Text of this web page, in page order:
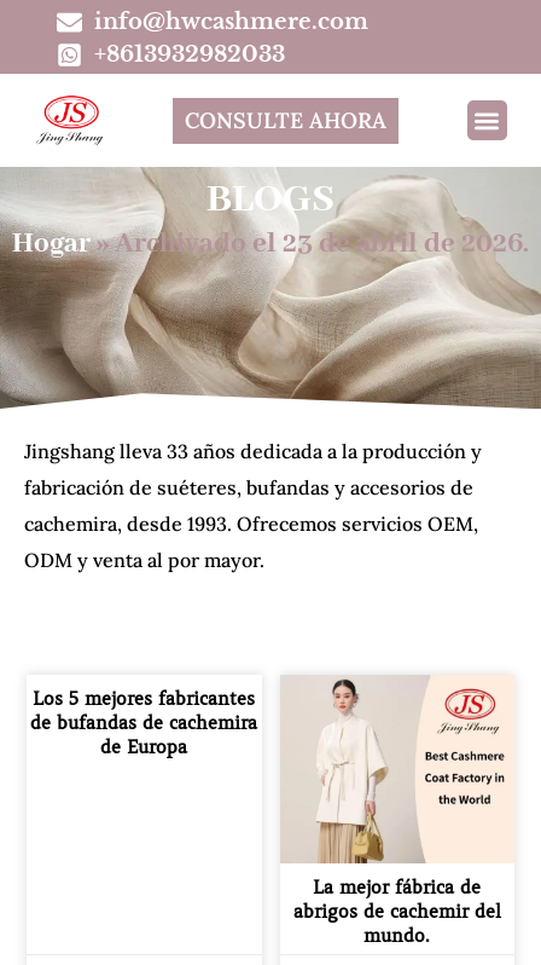
info@hwcashmere.com
+8613932982033
CONSULTE AHORA
BLOGS
Hogar»Archivado el 23 de abril de 2026.
Jingshang lleva 33 años dedicada a la producción y
fabricación de suéteres, bufandas y accesorios de
cachemira, desde 1993. Ofrecemos servicios OEM,
ODM y venta al por mayor.
Los 5 mejores fabricantes
de bufandas de cachemira
de Europa
La mejor fábrica de
abrigos de cachemir del
mundo.